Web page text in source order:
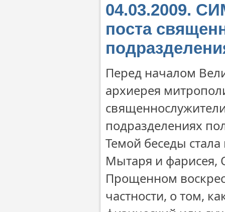
04.03.2009.
поста
Перед началом
архиерея
подразделениях
Темой беседы
Мытаря и фарисея,
Прощенном
частности, о том,